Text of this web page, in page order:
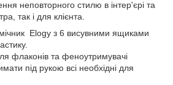
неповторного стилю в інтер'єрі та
так і для клієнта.
Elogy з 6 висувними ящиками
флаконів та феноутримувачі
під рукою всі необхідні для